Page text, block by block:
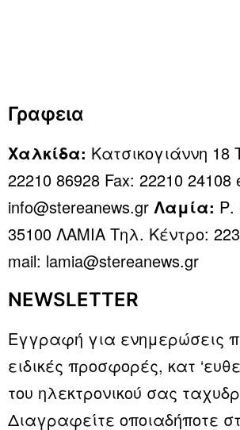
Γραφεια
Χαλκίδα: Κατσικογιάννη 18
22210 86928 Fax: 22210 24108
info@stereanews.gr Λαμία: Ρ.
35100 ΛΑΜΙΑ Τηλ. Κέντρο:
mail: lamia@stereanews.gr
NEWSLETTER
Εγγραφή για ενημερώσεις
ειδικές προσφορές, κατ
του ηλεκτρονικού σας
Διαγραφείτε οποιαδήποτε